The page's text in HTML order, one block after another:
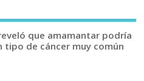
que amamantar podría
de cáncer muy común